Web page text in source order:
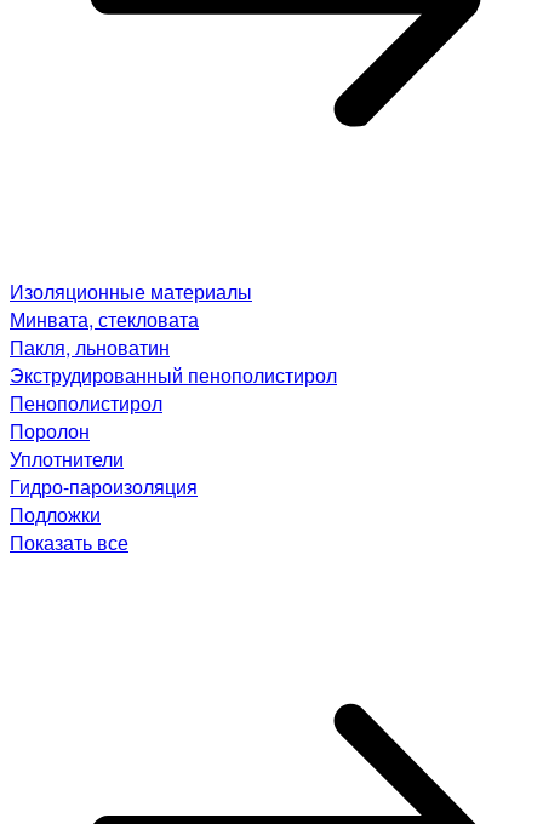
Изоляционные материалы
Минвата, стекловата
Пакля, льноватин
Экструдированный пенополистирол
Пенополистирол
Поролон
Уплотнители
Гидро-пароизоляция
Подложки
Показать все